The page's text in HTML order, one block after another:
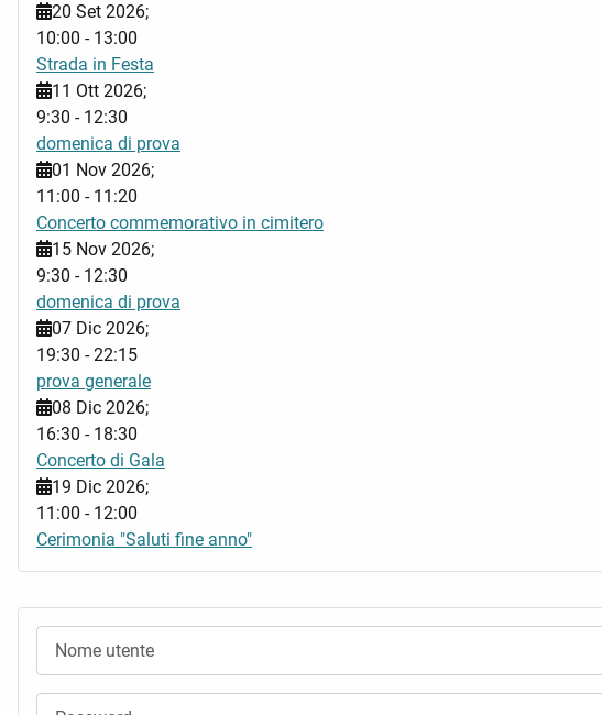
20 Set 2026;
10:00 - 13:00
Strada in Festa
11 Ott 2026;
9:30 - 12:30
domenica di prova
01 Nov 2026;
11:00 - 11:20
Concerto commemorativo in cimitero
15 Nov 2026;
9:30 - 12:30
domenica di prova
07 Dic 2026;
19:30 -22:15
prova generale
08 Dic 2026;
16:30 - 18:30
Concerto di Gala
19 Dic 2026;
11:00 - 12:00
Cerimonia "Saluti fine anno"